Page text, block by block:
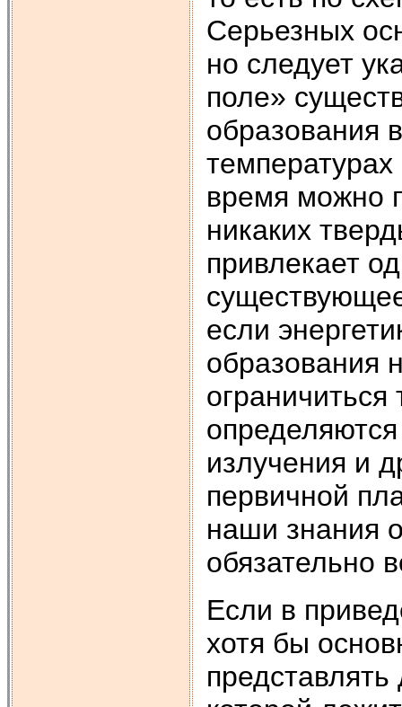
Серьезных
но следует
поле»
образования
время можно
никаких
привлекает
если
образования
определяются
излучения и
первичной
наши знания
обязательно
Если в
хотя бы